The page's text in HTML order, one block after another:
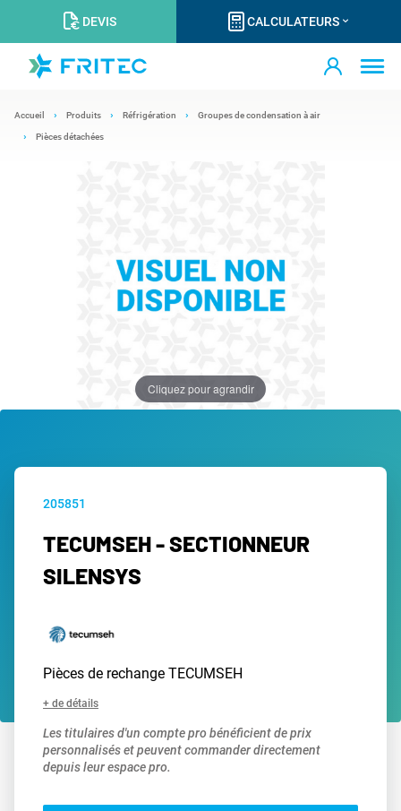
DEVIS CALCULATEURS
Accueil Produits Réfrigération Groupes de condensation à air
Pièces détachées
Cliquez pour agrandir
205851
TECUMSEH - SECTIONNEUR
SILENSYS
Pièces de rechange TECUMSEH
+ de détails
Les titulaires d'un compte pro bénéficient de prix
personnalisés et peuvent commander directement
depuis leur espace pro.